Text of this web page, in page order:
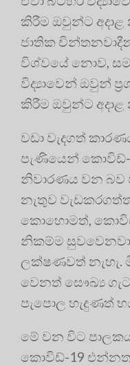
කිරීම ඔවුන්ට අදාළ
ජාතික
විශ්වයේ නොව,
විද්‍යාවෙන් ඔවුන්
කිරීම ඔවුන්ට අදාළ
වඩා වැදගත්
පැණියෙන් කොවිඩ්-
නිවාරණය වන බව
නැතුව
කොහොමත්,
නිකම්ම
ලක්ෂණවත් නැහැ.
වෙනත් සෞඛ්‍ය
පැපොල හැදුණත්
මේ වන විට
කොවිඩ්-19